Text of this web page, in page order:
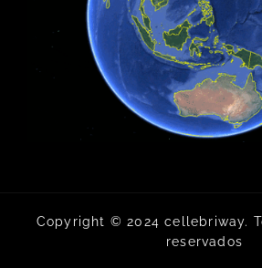
Copyright © 2024 cellebriway.
reservados